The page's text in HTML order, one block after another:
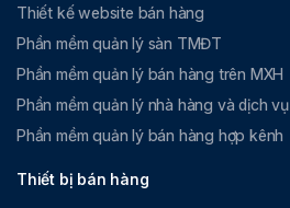
Thiết kế website bán hàng
Phần mềm quản lý sàn TMĐT
Phần mềm quản lý bán hàng trên MXH
Phần mềm quản lý nhà hàng và dịch vụ
Phần mềm quản lý bán hàng hợp kênh
Thiết bị bán hàng